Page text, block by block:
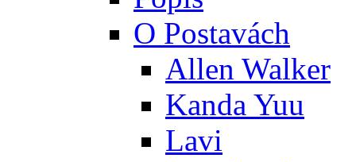
O Postavách
Allen Walker
Kanda Yuu
Lavi